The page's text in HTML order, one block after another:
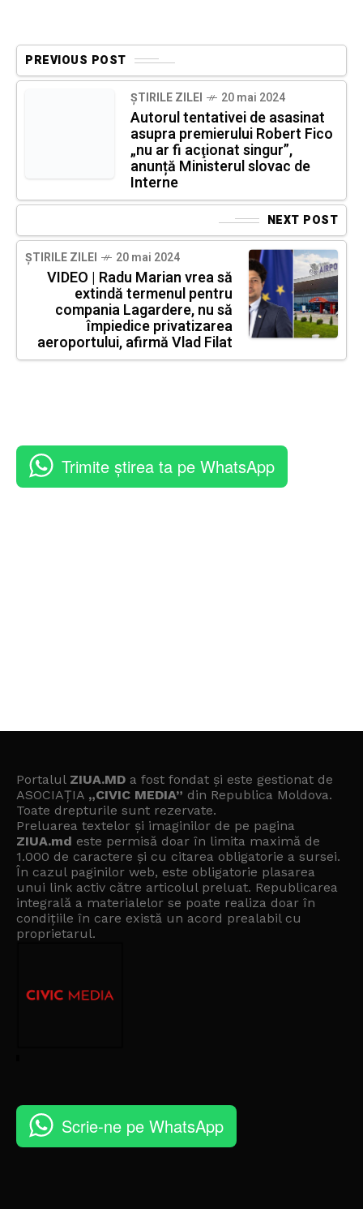
PREVIOUS POST
ȘTIRILE ZILEI 20 mai 2024
Autorul tentativei de asasinat
asupra premierului Robert Fico
„nu ar fi acţionat singur”,
anunță Ministerul slovac de
Interne
NEXT POST
ȘTIRILE ZILEI 20 mai 2024
VIDEO | Radu Marian vrea să
extindă termenul pentru
compania Lagardere, nu să
împiedice privatizarea
aeroportului, afirmă Vlad Filat
Trimite știrea ta pe WhatsApp
Portalul ZIUA.MD a fost fondat și este gestionat de
ASOCIAȚIA „CIVIC MEDIA” din Republica Moldova.
Toate drepturile sunt rezervate.
Preluarea textelor și imaginilor de pe pagina
ZIUA.md este permisă doar în limita maximă de
1.000 de caractere și cu citarea obligatorie a sursei.
În cazul paginilor web, este obligatorie plasarea
unui link activ către articolul preluat. Republicarea
integrală a materialelor se poate realiza doar în
condițiile în care există un acord prealabil cu
proprietarul.
Scrie-ne pe WhatsApp